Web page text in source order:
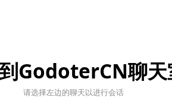
GodoterCN聊天
请选择左边的聊天以进行会话